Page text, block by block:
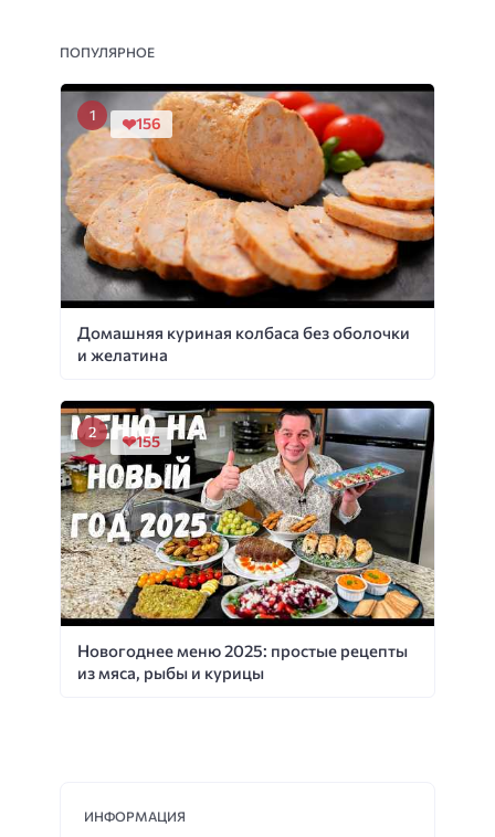
ПОПУЛЯРНОЕ
Домашняя куриная колбаса без оболочки
и желатина
156
Новогоднее меню 2025: простые рецепты
из мяса, рыбы и курицы
155
ИНФОРМАЦИЯ